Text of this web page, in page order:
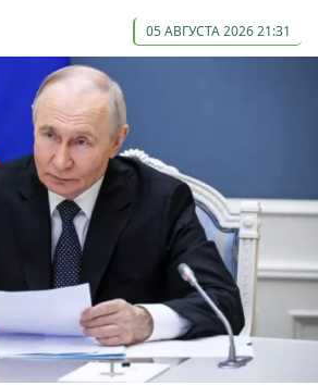
05 АВГУСТА 2026 21:31